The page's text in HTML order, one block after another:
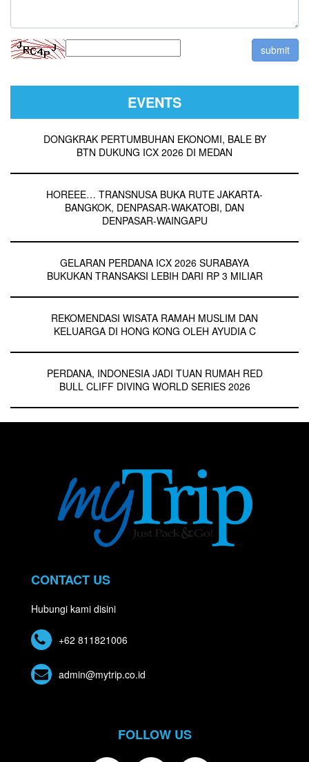
EVENTS
DONGKRAK PERTUMBUHAN EKONOMI, BALE BY
BTN DUKUNG ICX 2026 DI MEDAN
HOREEE… TRANSNUSA BUKA RUTE JAKARTA-
BANGKOK, DENPASAR-WAKATOBI, DAN
DENPASAR-WAINGAPU
GELARAN PERDANA ICX 2026 SURABAYA
BUKUKAN TRANSAKSI LEBIH DARI RP 3 MILIAR
REKOMENDASI WISATA RAMAH MUSLIM DAN
KELUARGA DI HONG KONG OLEH AYUDIA C
PERDANA, INDONESIA JADI TUAN RUMAH RED
BULL CLIFF DIVING WORLD SERIES 2026
CONTACT US
Hubungi kami disini
+62 811821006
admin@mytrip.co.id
FOLLOW US